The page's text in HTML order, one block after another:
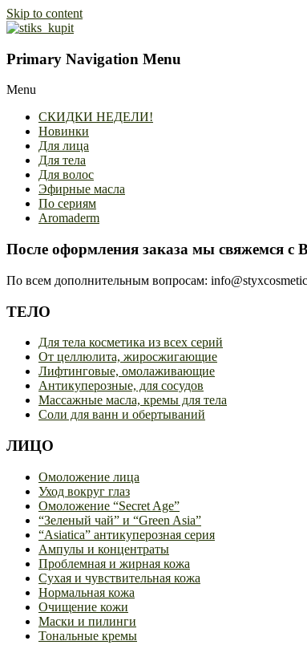
Skip to content
Primary Navigation Menu
Menu
СКИДКИ НЕДЕЛИ!
Новинки
Для лица
Для тела
Для волос
Эфирные масла
По сериям
Aromaderm
После оформления заказа мы свяжемся с
По всем дополнительным вопросам:
ТЕЛО
Для тела косметика из всех серий
От целлюлита, жиросжигающие
Лифтинговые, омолаживающие
Антикуперозные, для сосудов
Массажные масла, кремы для тела
Соли для ванн и обертываний
ЛИЦО
Омоложение лица
Уход вокруг глаз
Омоложение “Secret Age”
“Зеленый чай” и “Green Asia”
“Asiatica” антикуперозная серия
Ампулы и концентраты
Проблемная и жирная кожа
Сухая и чувствительная кожа
Нормальная кожа
Очищение кожи
Маски и пилинги
Тональные кремы